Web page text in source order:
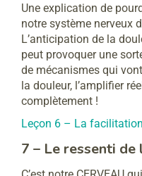
Une explication de
notre système nerveux
L’anticipation de la
peut provoquer une
de mécanismes qui
la douleur, l’amplifier
complètement !
Leçon 6 – La
7 – Le ressenti